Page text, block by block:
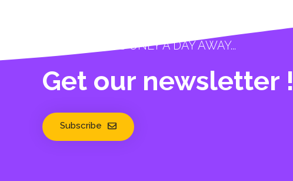
TOMORROW IS ONLY A DAY AWAY...
Get our newsletter !
Subscribe